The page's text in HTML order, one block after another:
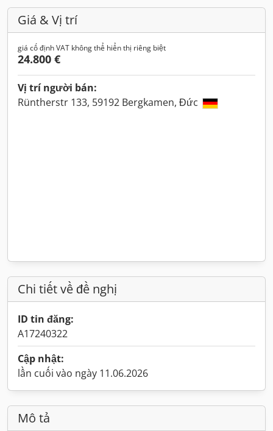
Giá & Vị trí
giá cố định VAT không thể hiển thị riêng biệt
24.800 €
Vị trí người bán:
Rüntherstr 133, 59192 Bergkamen, Đức
Chi tiết về đề nghị
ID tin đăng:
A17240322
Cập nhật:
lần cuối vào ngày 11.06.2026
Mô tả